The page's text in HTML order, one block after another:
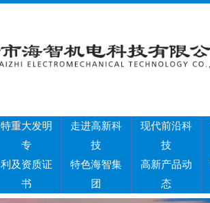
特重大发明
专
利及资质证
书
走进高新科
技
特色海智集
团
现代前沿科
技
高新产品动
态